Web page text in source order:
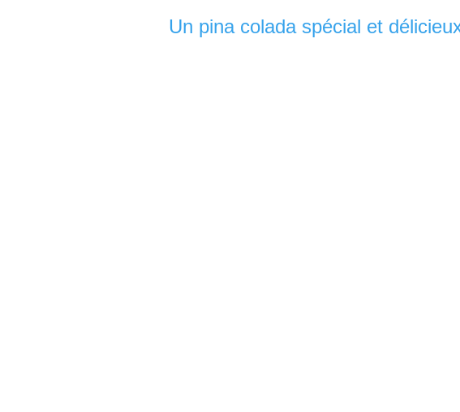
Un pina colada spécial et